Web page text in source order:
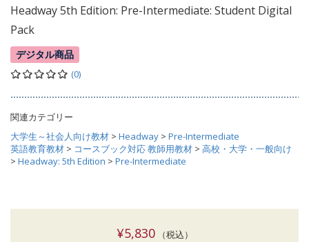
Headway 5th Edition: Pre-Intermediate: Student Digital
Pack
デジタル商品
(0)
関連カテゴリー
大学生～社会人向け教材 > Headway > Pre-Intermediate
英語教育教材 > コースブック対応 教師用教材 > 高校・大学・一般向け
> Headway: 5th Edition > Pre-Intermediate
¥5,830（税込）